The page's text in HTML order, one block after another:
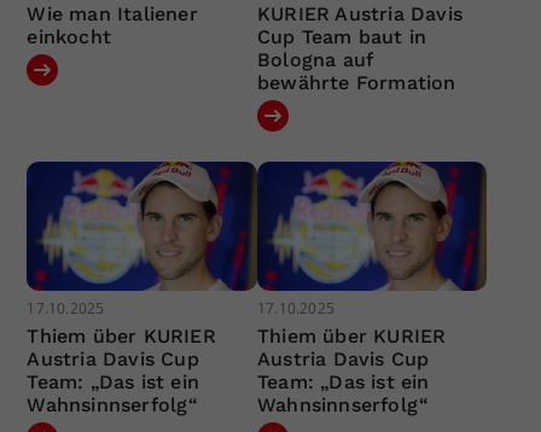
Wie man Italiener
einkocht
KURIER Austria Davis
Cup Team baut in
Bologna auf
bewährte Formation
17.10.2025
Thiem über KURIER
Austria Davis Cup
Team: „Das ist ein
Wahnsinnserfolg“
17.10.2025
Thiem über KURIER
Austria Davis Cup
Team: „Das ist ein
Wahnsinnserfolg“